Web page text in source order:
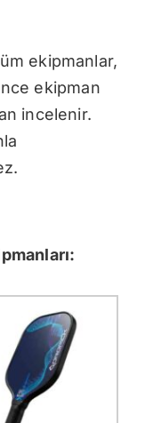
ekipmanlar,
ekipman
incelenir.